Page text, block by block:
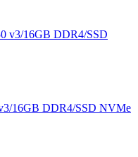
16GB DDR4/SSD NVMe